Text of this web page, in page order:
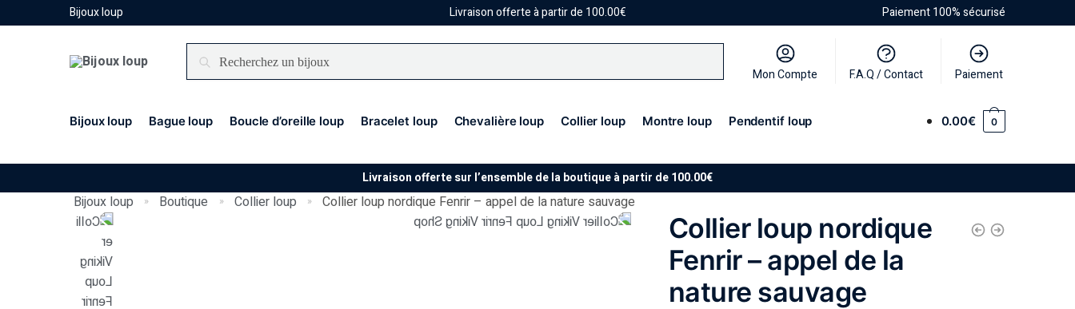
Bijoux loup Livraison offerte à partir de 100.00€ Paiement 100% sécurisé
Recherche
Mon Compte F.A.Q / Contact Paiement
Bijoux loup Bague loup Boucle d’oreille loup Bracelet loup Chevalière loup Collier loup Montre loup Pendentif loup 0.00€ 0
Livraison offerte sur l’ensemble de la boutique à partir de 100.00€
Bijoux loup » Boutique » Collier loup » Collier loup nordique Fenrir – appel de la nature sauvage
Collier loup nordique
Fenrir – appel de la
nature sauvage